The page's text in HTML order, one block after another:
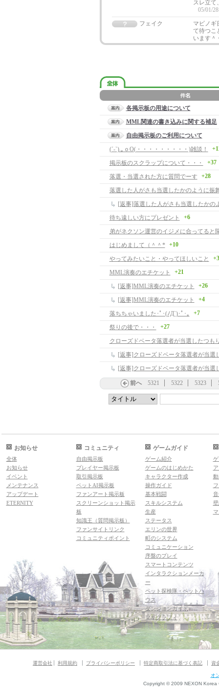
スレ立て
05/01/
フェイク
マビノギ
て待つこ
います＾
各掲示板の用途について
MML関連の書き込みに関する補足
自由掲示板のご利用について
(´-`).｡ｏO(・・・・・・・・・)雑談！
掲示板のスクラップについて・・・ +37
落選・当選された方に質問でーす +28
落選した人がさも当選したかのように振
[返事]落選した人がさも当選したかの
待ち遠しい方にプレゼント
+6
はじめまして（＾＾* +10
やってみたいこと・やってほしいこと +3
MML演奏のエチケット +21
[返事]MML演奏のエチケット +26
[返事]MML演奏のエチケット +4
落ちちゃいました･ﾟ･(ﾉД`)･ﾟ･｡ +7
祭りの後で・・・ +27
クローズドベータ落選者が当選したつも
前へ 5321 5322 5323
お知らせ
全体
お知らせ
イベント
メンテナンス
アップデート
ETERNITY
コミュニティ
自由掲示板
プレイヤー掲示板
取引掲示板
ペットAI掲示板
ファンアート掲示板
スクリーンショット掲示
板
知識王（質問掲示板）
ファンサイトリンク
コミュニティポイント
ゲームガイド
ゲーム紹介
ゲームのはじめかた
キャラクター作成
操作ガイド
基本戦闘
スキルシステム
生産
ステータス
エリンの世界
町のシステム
コミュニケーション
序盤のプレイ
スマートコンテンツ
インタラクションメーカ
ー
ペット探検隊・ペットハ
ウス
ダンジョンガイド
マギグラフィ
運営会社 利用規約 プライバシーポリシー 特定商取引法に基づく表記 資
オ
Copyright © 2009 NEXON Korea